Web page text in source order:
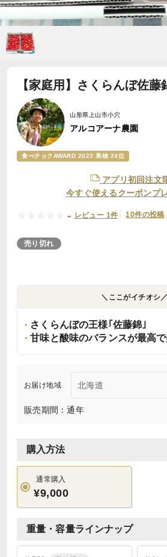
【家庭用】さくらんぼ佐
山形県上山市小穴
アルコアーナ農園
食べチョクAWARD 2023 果物 24位
アプリ初回注文
今すぐ使えるクーポンプ
- レビュー 1件 10件の投稿
売り切れ
＼ここがイチオシ／
さくらんぼの王様｢佐藤錦｣
甘味と酸味のバランスが最高
お届け地域
販売期間：通年
購入方法
通常購入
¥9,000
重量・容量ラインナップ